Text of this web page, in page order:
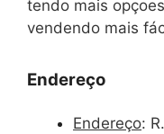
tendo mais
vendendo mais
Endereço
Endereço: